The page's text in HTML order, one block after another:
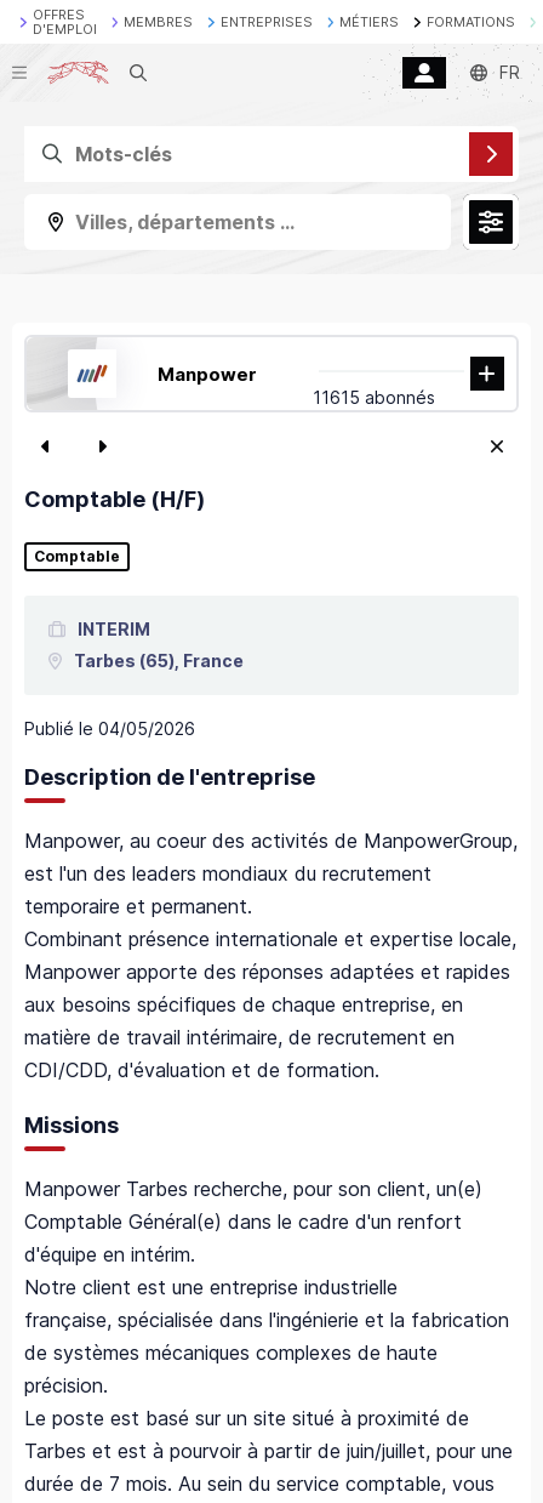
OFFRES
D'EMPLOI
MEMBRES ENTREPRISES MÉTIERS FORMATIONS
Recherche FR
Villes, départements ...
Manpower
11615 abonnés
Comptable (H/F)
Comptable
INTERIM
Tarbes (65), France
Publié le 04/05/2026
Description de l'entreprise
Manpower, au coeur des activités de ManpowerGroup,
est l'un des leaders mondiaux du recrutement
temporaire et permanent.
Combinant présence internationale et expertise locale,
Manpower apporte des réponses adaptées et rapides
aux besoins spécifiques de chaque entreprise, en
matière de travail intérimaire, de recrutement en
CDI/CDD, d'évaluation et de formation.
Missions
Manpower Tarbes recherche, pour son client, un(e)
Comptable Général(e) dans le cadre d'un renfort
d'équipe en intérim.
Notre client est une entreprise industrielle
française, spécialisée dans l'ingénierie et la fabrication
de systèmes mécaniques complexes de haute
précision.
Le poste est basé sur un site situé à proximité de
Tarbes et est à pourvoir à partir de juin/juillet, pour une
durée de 7 mois. Au sein du service comptable, vous